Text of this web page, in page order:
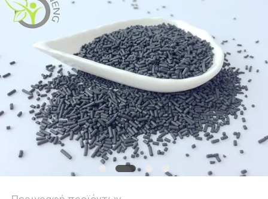
ΖΗΤΉΣΤΕ
ΜΙΑ
ΠΡΟΣΦΟΡΆ
SITEMAP
PRIVACY
POLICY